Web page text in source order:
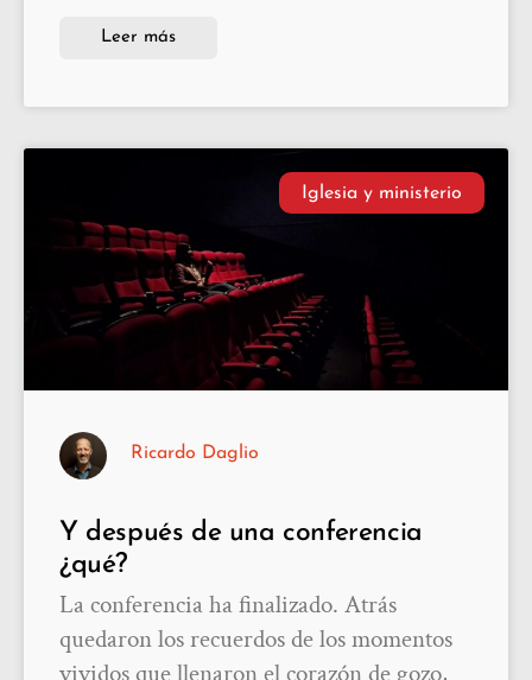
Leer más
Iglesia y ministerio
Y después de una conferencia
¿qué?
La conferencia ha finalizado. Atrás
quedaron los recuerdos de los momentos
Ricardo Daglio